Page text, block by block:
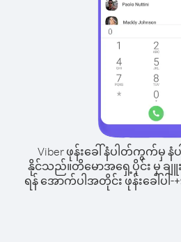
Viber ဖုန်းခေါ်နံပါတ်ကွက်မှ နံ
နိုင်သည်။တိမောအရှေ့ပိုင်း မှ ချူ
ရန် အောက်ပါအတိုင်း ဖုန်းခေါ်ပါ-+